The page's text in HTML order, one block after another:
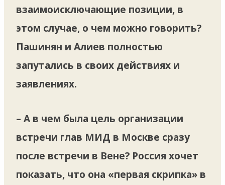
взаимоисключающие позиции, в
этом случае, о чем можно говорить?
Пашинян и Алиев полностью
запутались в своих действиях и
заявлениях.
– А в чем была цель организации
встречи глав МИД в Москве сразу
после встречи в Вене? Россия хочет
показать, что она «первая скрипка» в